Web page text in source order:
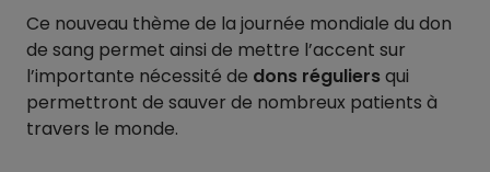
Ce nouveau thème de la journée mondiale du don
de sang permet ainsi de mettre l’accent sur
l’importante nécessité de dons réguliersqui
permettront de sauver de nombreux patients à
travers le monde.